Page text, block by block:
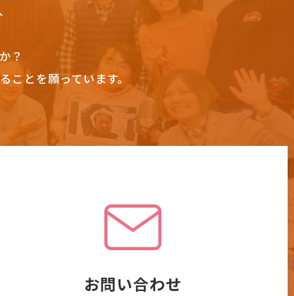
？
とを願っています。
お問い合わせ